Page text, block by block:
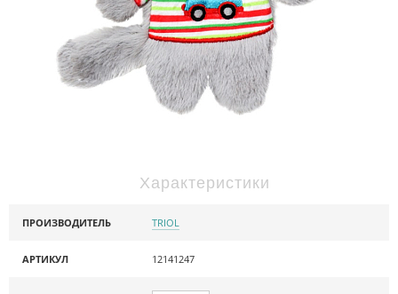
Характеристики
ПРОИЗВОДИТЕЛЬ TRIOL
АРТИКУЛ 12141247